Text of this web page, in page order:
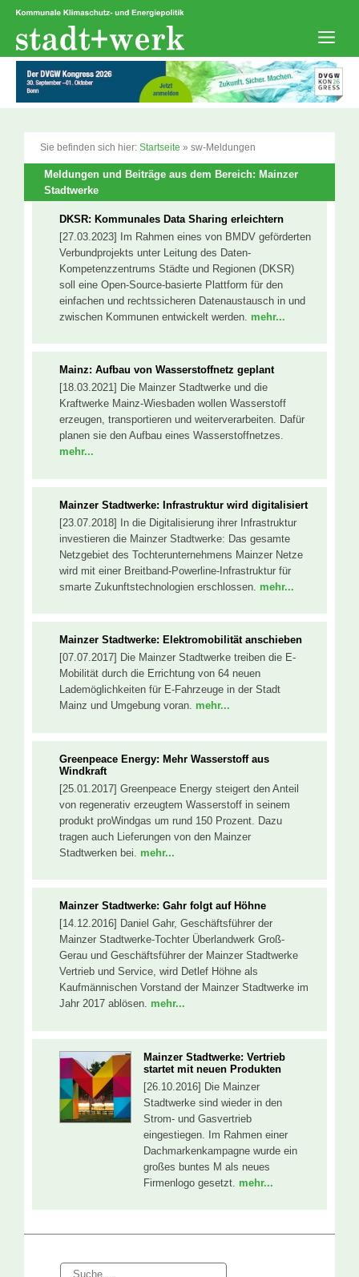
Zum
springen
Sie befinden sich hier: Startseite » sw-Meldungen
Meldungen und Beiträge aus dem Bereich: Mainzer
Stadtwerke
DKSR: Kommunales Data Sharing erleichtern
[27.03.2023] Im Rahmen eines von BMDV geförderten
Verbundprojekts unter Leitung des Daten-
Kompetenzzentrums Städte und Regionen (DKSR)
soll eine Open-Source-basierte Plattform für den
einfachen und rechtssicheren Datenaustausch in und
zwischen Kommunen entwickelt werden. mehr...
Mainz: Aufbau von Wasserstoffnetz geplant
[18.03.2021] Die Mainzer Stadtwerke und die
Kraftwerke Mainz-Wiesbaden wollen Wasserstoff
erzeugen, transportieren und weiterverarbeiten. Dafür
planen sie den Aufbau eines Wasserstoffnetzes.
mehr...
Mainzer Stadtwerke: Infrastruktur wird digitalisiert
[23.07.2018] In die Digitalisierung ihrer Infrastruktur
investieren die Mainzer Stadtwerke: Das gesamte
Netzgebiet des Tochterunternehmens Mainzer Netze
wird mit einer Breitband-Powerline-Infrastruktur für
smarte Zukunftstechnologien erschlossen. mehr...
Mainzer Stadtwerke: Elektromobilität anschieben
[07.07.2017] Die Mainzer Stadtwerke treiben die E-
Mobilität durch die Errichtung von 64 neuen
Lademöglichkeiten für E-Fahrzeuge in der Stadt
Mainz und Umgebung voran. mehr...
Greenpeace Energy: Mehr Wasserstoff aus
Windkraft
[25.01.2017] Greenpeace Energy steigert den Anteil
von regenerativ erzeugtem Wasserstoff in seinem
produkt proWindgas um rund 150 Prozent. Dazu
tragen auch Lieferungen von den Mainzer
Stadtwerken bei. mehr...
Mainzer Stadtwerke: Gahr folgt auf Höhne
[14.12.2016] Daniel Gahr, Geschäftsführer der
Mainzer Stadtwerke-Tochter Überlandwerk Groß-
Gerau und Geschäftsführer der Mainzer Stadtwerke
Vertrieb und Service, wird Detlef Höhne als
Kaufmännischen Vorstand der Mainzer Stadtwerke im
Jahr 2017 ablösen. mehr...
Mainzer Stadtwerke: Vertrieb
startet mit neuen Produkten
[26.10.2016] Die Mainzer
Stadtwerke sind wieder in den
Strom- und Gasvertrieb
eingestiegen. Im Rahmen einer
Dachmarkenkampagne wurde ein
großes buntes M als neues
Firmenlogo gesetzt. mehr...
Suche